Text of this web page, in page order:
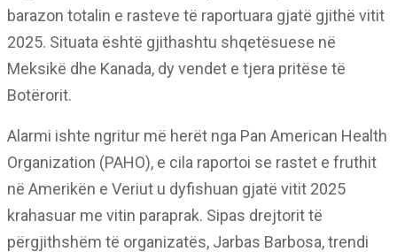
barazon totalin e rasteve të raportuara gjatë gjithë vitit
2025. Situata është gjithashtu shqetësuese në
Meksikë dhe Kanada, dy vendet e tjera pritëse të
Botërorit.
Alarmi ishte ngritur më herët nga Pan American Health
Organization (PAHO), e cila raportoi se rastet e fruthit
në Amerikën e Veriut u dyfishuan gjatë vitit 2025
krahasuar me vitin paraprak. Sipas drejtorit të
përgjithshëm të organizatës, Jarbas Barbosa, trendi